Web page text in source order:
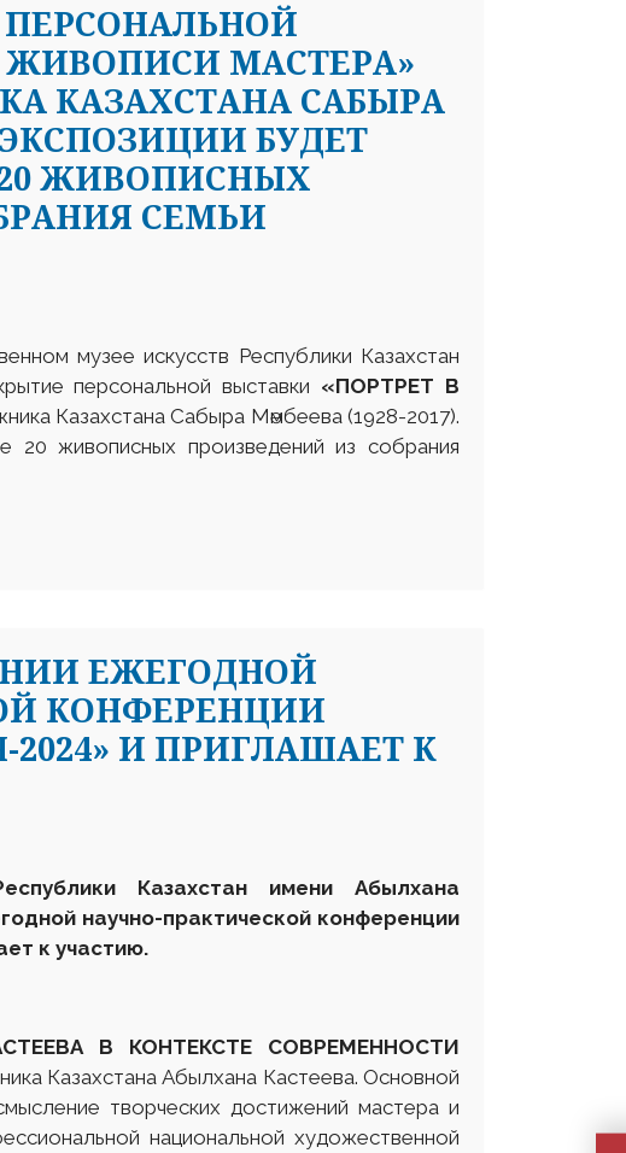
ЖИВОПИСИ МАСТЕРА»
КАЗАХСТАНА САБЫРА
ЭКСПОЗИЦИИ БУДЕТ
ЖИВОПИСНЫХ
СЕМЬИ
музее искусств Республики Казахстан
персональной выставки «ПОРТРЕТ В
Казахстана Сабыра Мәмбеева (1928-2017).
20 живописных произведений из собрания
ЕЖЕГОДНОЙ
КОНФЕРЕНЦИИ
И ПРИГЛАШАЕТ К
Казахстан имени Абылхана
научно-практической конференции
к участию.
В КОНТЕКСТЕ СОВРЕМЕННОСТИ
Казахстана Абылхана Кастеева. Основной
творческих достижений мастера и
национальной художественной